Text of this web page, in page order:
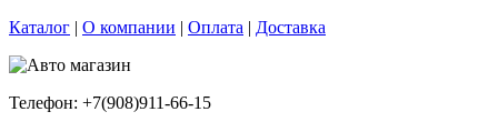
Каталог | О компании | Оплата | Доставка
Телефон: +7(908)911-66-15